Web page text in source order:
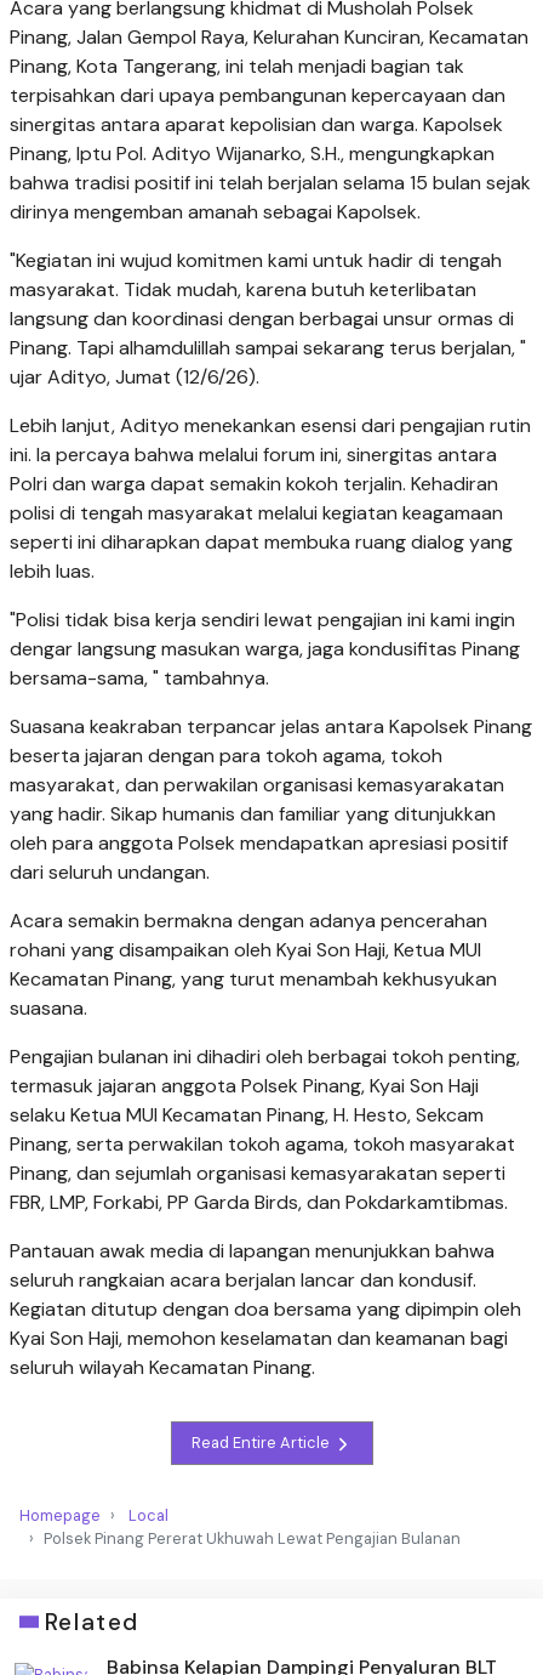
Acara yang berlangsung khidmat di Musholah Polsek
Pinang, Jalan Gempol Raya, Kelurahan Kunciran, Kecamatan
Pinang, Kota Tangerang, ini telah menjadi bagian tak
terpisahkan dari upaya pembangunan kepercayaan dan
sinergitas antara aparat kepolisian dan warga. Kapolsek
Pinang, Iptu Pol. Adityo Wijanarko, S.H., mengungkapkan
bahwa tradisi positif ini telah berjalan selama 15 bulan sejak
dirinya mengemban amanah sebagai Kapolsek.
"Kegiatan ini wujud komitmen kami untuk hadir di tengah
masyarakat. Tidak mudah, karena butuh keterlibatan
langsung dan koordinasi dengan berbagai unsur ormas di
Pinang. Tapi alhamdulillah sampai sekarang terus berjalan, "
ujar Adityo, Jumat (12/6/26).
Lebih lanjut, Adityo menekankan esensi dari pengajian rutin
ini. Ia percaya bahwa melalui forum ini, sinergitas antara
Polri dan warga dapat semakin kokoh terjalin. Kehadiran
polisi di tengah masyarakat melalui kegiatan keagamaan
seperti ini diharapkan dapat membuka ruang dialog yang
lebih luas.
"Polisi tidak bisa kerja sendiri lewat pengajian ini kami ingin
dengar langsung masukan warga, jaga kondusifitas Pinang
bersama-sama, " tambahnya.
Suasana keakraban terpancar jelas antara Kapolsek Pinang
beserta jajaran dengan para tokoh agama, tokoh
masyarakat, dan perwakilan organisasi kemasyarakatan
yang hadir. Sikap humanis dan familiar yang ditunjukkan
oleh para anggota Polsek mendapatkan apresiasi positif
dari seluruh undangan.
Acara semakin bermakna dengan adanya pencerahan
rohani yang disampaikan oleh Kyai Son Haji, Ketua MUI
Kecamatan Pinang, yang turut menambah kekhusyukan
suasana.
Pengajian bulanan ini dihadiri oleh berbagai tokoh penting,
termasuk jajaran anggota Polsek Pinang, Kyai Son Haji
selaku Ketua MUI Kecamatan Pinang, H. Hesto, Sekcam
Pinang, serta perwakilan tokoh agama, tokoh masyarakat
Pinang, dan sejumlah organisasi kemasyarakatan seperti
FBR, LMP, Forkabi, PP Garda Birds, dan Pokdarkamtibmas.
Pantauan awak media di lapangan menunjukkan bahwa
seluruh rangkaian acara berjalan lancar dan kondusif.
Kegiatan ditutup dengan doa bersama yang dipimpin oleh
Kyai Son Haji, memohon keselamatan dan keamanan bagi
seluruh wilayah Kecamatan Pinang.
Read Entire Article
Homepage
Local
Polsek Pinang Pererat Ukhuwah Lewat Pengajian Bulanan
Related
Babinsa Kelapian Dampingi Penyaluran BLT